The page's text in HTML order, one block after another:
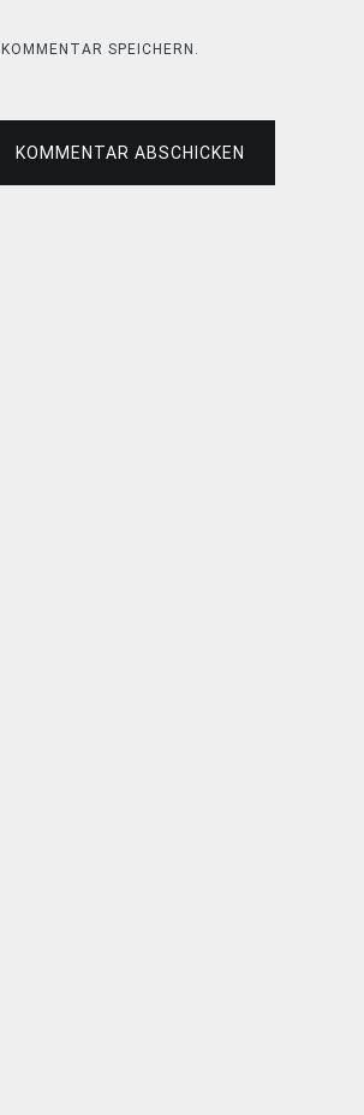
SPEICHERN.
KOMMENTAR ABSCHICKEN